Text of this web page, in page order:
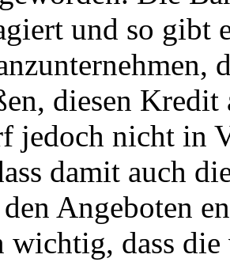
und so gibt
diesen Kredit
jedoch nicht in
damit auch
Angeboten
wichtig, dass die